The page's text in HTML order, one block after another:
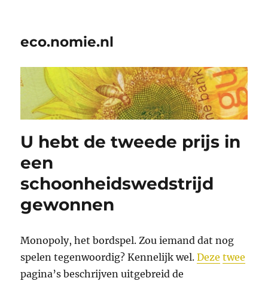
eco.nomie.nl
U hebt de tweede prijs in
een
schoonheidswedstrijd
gewonnen
Monopoly, het bordspel. Zou iemand dat nog
spelen tegenwoordig? Kennelijk wel.Deze twee
pagina’s beschrijven uitgebreid de